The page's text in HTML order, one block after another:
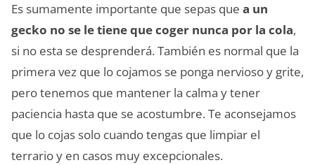
Es sumamente importante que sepas que a un
gecko no se le tiene que coger nunca por la cola,
si no esta se desprenderá. También es normal que la
primera vez que lo cojamos se ponga nervioso y grite,
pero tenemos que mantener la calma y tener
paciencia hasta que se acostumbre. Te aconsejamos
que lo cojas solo cuando tengas que limpiar el
terrario y en casos muy excepcionales.